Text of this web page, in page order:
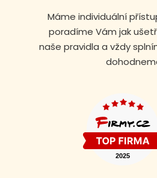
Máme individuální
poradíme Vám jak
naše pravidla a vždy